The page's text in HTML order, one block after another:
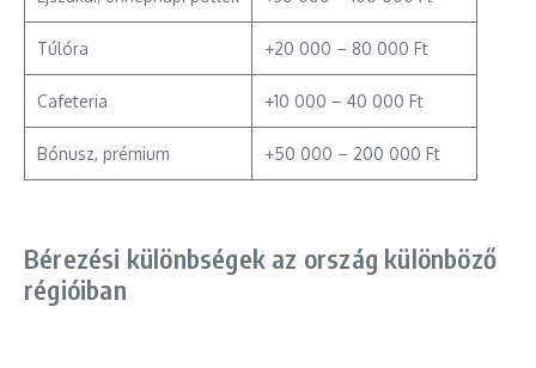
Túlóra +20 000 – 80 000 Ft
Cafeteria +10 000 – 40 000 Ft
Bónusz, prémium +50 000 – 200 000 Ft
Bérezési különbségek az ország különböző
régióiban